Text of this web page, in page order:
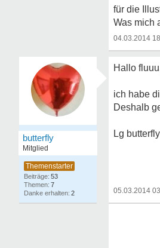
für die
Was mich
04.03.2014
butterfly
Mitglied
53
7
2
Hallo
ich habe
Deshalb
Lg butterfly
05.03.2014